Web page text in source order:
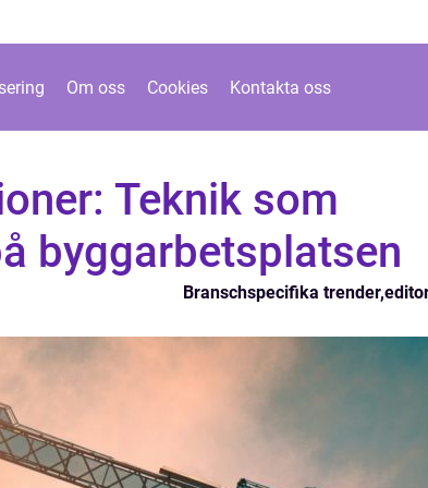
Om oss Cookies Kontakta oss
Teknik som
byggarbetsplatsen
Branschspecifika trender,